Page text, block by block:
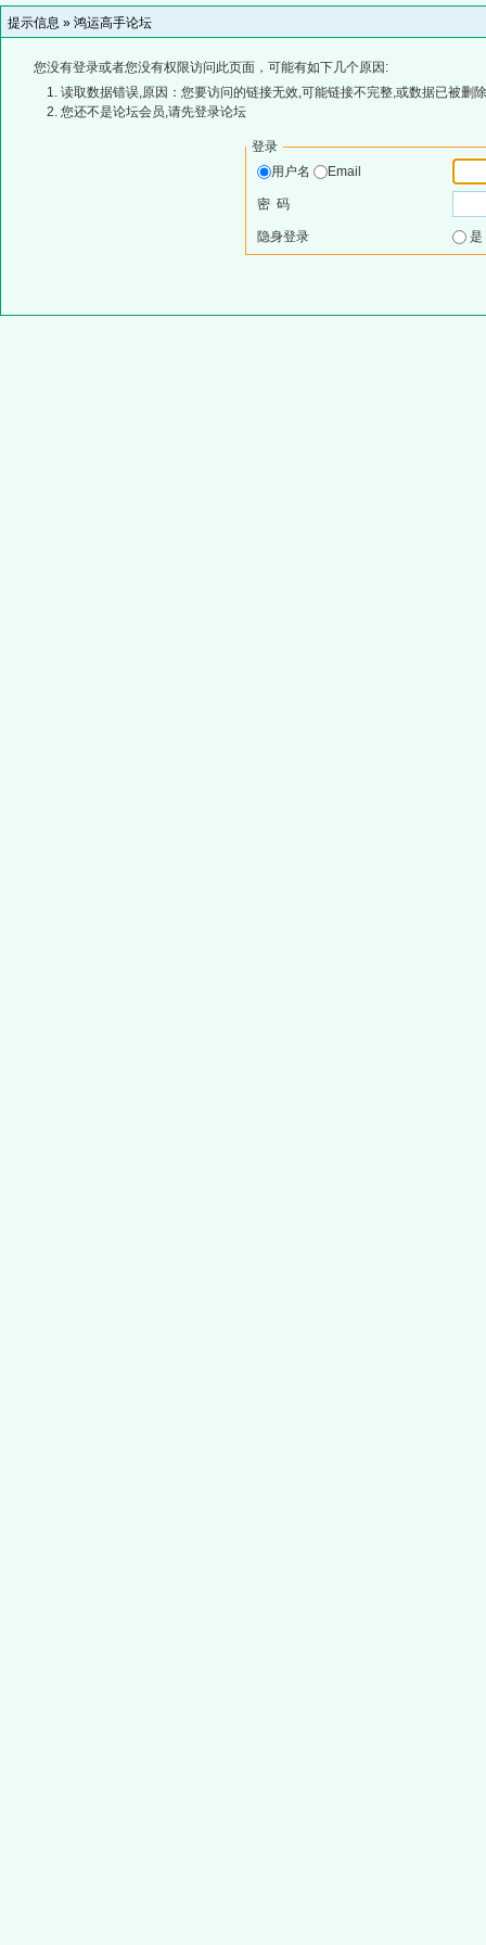
提示信息 » 鸿运高手论坛
您没有登录或者您没有权限访问此页面，可能有如下几个原因:
读取数据错误,原因：您要访问的链接无效,可能链接不完整,或数据已被删
您还不是论坛会员,请先登录论坛
登录
用户名
Email
密 码
隐身登录